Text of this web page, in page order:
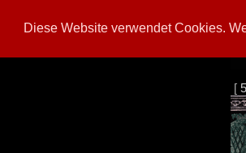
Diese Website verwendet Cookies.
[